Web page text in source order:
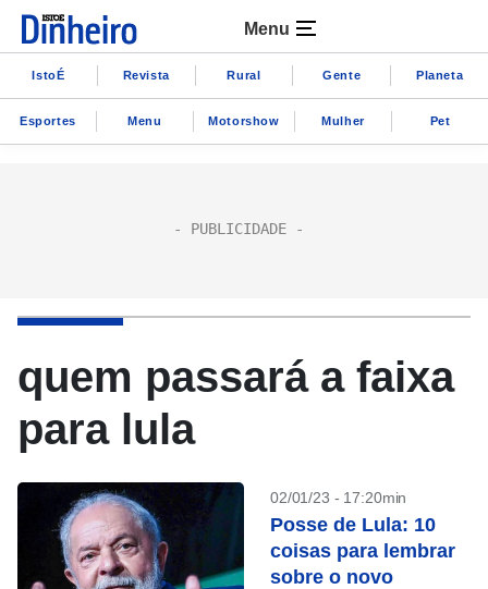
Menu
IstoÉ Revista Rural Gente Planeta
Esportes Menu Motorshow Mulher Pet
quem passará a faixa
para lula
02/01/23 - 17:20min
Posse de Lula: 10
coisas para lembrar
sobre o novo